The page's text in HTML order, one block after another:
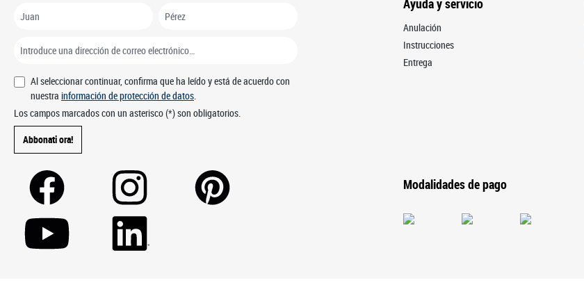
Al seleccionar continuar, confirma que ha leído y está de acuerdo con
nuestra información de protección de datos.
Los campos marcados con un asterisco (*) son obligatorios.
Abbonati ora!
Ayuda y servicio
Anulación
Instrucciones
Entrega
Modalidades de pago